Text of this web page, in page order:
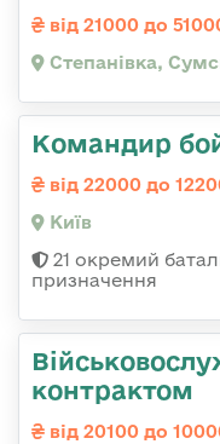
від 21000 до
Степанівка,
Командир
від 22000 до
Київ
21 окремий
призначення
контрактом
від 20100 до